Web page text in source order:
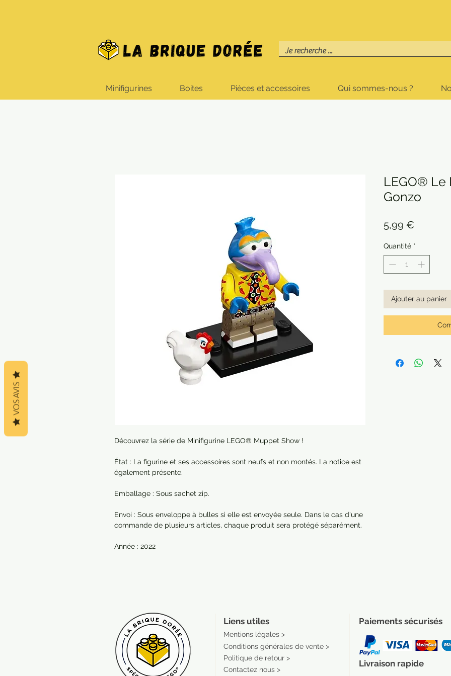
Minifigurines Boites Pièces et accessoires Qui sommes-nous ?
Découvrez la série de Minifigurine LEGO® Muppet Show !
État : La figurine et ses accessoires sont neufs et non montés. La notice est
également présente.
Emballage : Sous sachet zip.
Envoi : Sous enveloppe à bulles si elle est envoyée seule. Dans le cas d'une
commande de plusieurs articles, chaque produit sera protégé séparément.
Année : 2022
LEGO® Le
Gonzo
5,99 €
Quantité *
Ajouter au panier
Liens utiles
Mentions légales >
Conditions générales de vente >
Politique de retour >
Contactez nous >
Paiements sécurisés
Livraison rapide
VOS AVIS